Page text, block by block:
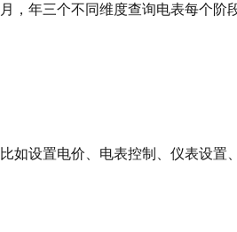
，年三个不同维度查询电表每个阶
如设置电价、电表控制、仪表设置